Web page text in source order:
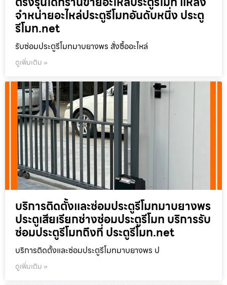
จำหน่ายอะไหล่ประตูรีโมทอันดับหนึ่ง ประตู
รีโมท.net
รับซ่อมประตูรีโมทมาบยางพร สั่งซื้ออะไหล่
ดูเพิ่มเติม »
บริการติดตั้งและซ่อมประตูรีโมทมาบยางพร
ประตูเสียเรียกช่างซ่อมประตูรีโมท บริการรับ
ซ่อมประตูรีโมทถึงที่ ประตูรีโมท.net
บริการติดตั้งและซ่อมประตูรีโมทมาบยางพร ป
ดูเพิ่มเติม »